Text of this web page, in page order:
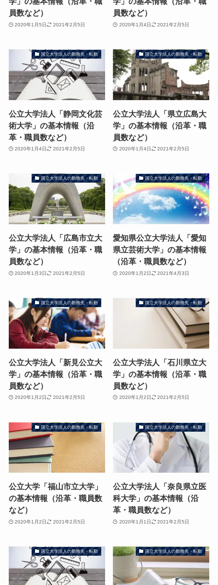
員数など）
2020年1月5日 2021年2月5日
員数など）
2020年1月4日 2021年2月5日
国立大学法人の勤務先・転勤
公立大学法人「静岡文化芸
術大学」の基本情報（沿
革・職員数など）
2020年1月4日 2021年2月5日
国立大学法人の勤務先・転勤
公立大学法人「県立広島大
学」の基本情報（沿革・職
員数など）
2020年1月4日 2021年2月5日
国立大学法人の勤務先・転勤
公立大学法人「広島市立大
学」の基本情報（沿革・職
員数など）
2020年1月3日 2021年2月5日
国立大学法人の勤務先・転勤
愛知県公立大学法人「愛知
県立芸術大学」の基本情報
（沿革・職員数など）
2020年1月2日 2021年4月3日
国立大学法人の勤務先・転勤
公立大学法人「新見公立大
学」の基本情報（沿革・職
員数など）
2020年1月2日 2021年2月5日
国立大学法人の勤務先・転勤
公立大学法人「石川県立大
学」の基本情報（沿革・職
員数など）
2020年1月2日 2021年2月5日
国立大学法人の勤務先・転勤
公立大学「福山市立大学」
の基本情報（沿革・職員数
など）
2020年1月2日 2021年2月5日
国立大学法人の勤務先・転勤
公立大学法人「奈良県立医
科大学」の基本情報（沿
革・職員数など）
2020年1月1日 2021年2月5日
国立大学法人の勤務先・転勤 国立大学法人の勤務先・転勤